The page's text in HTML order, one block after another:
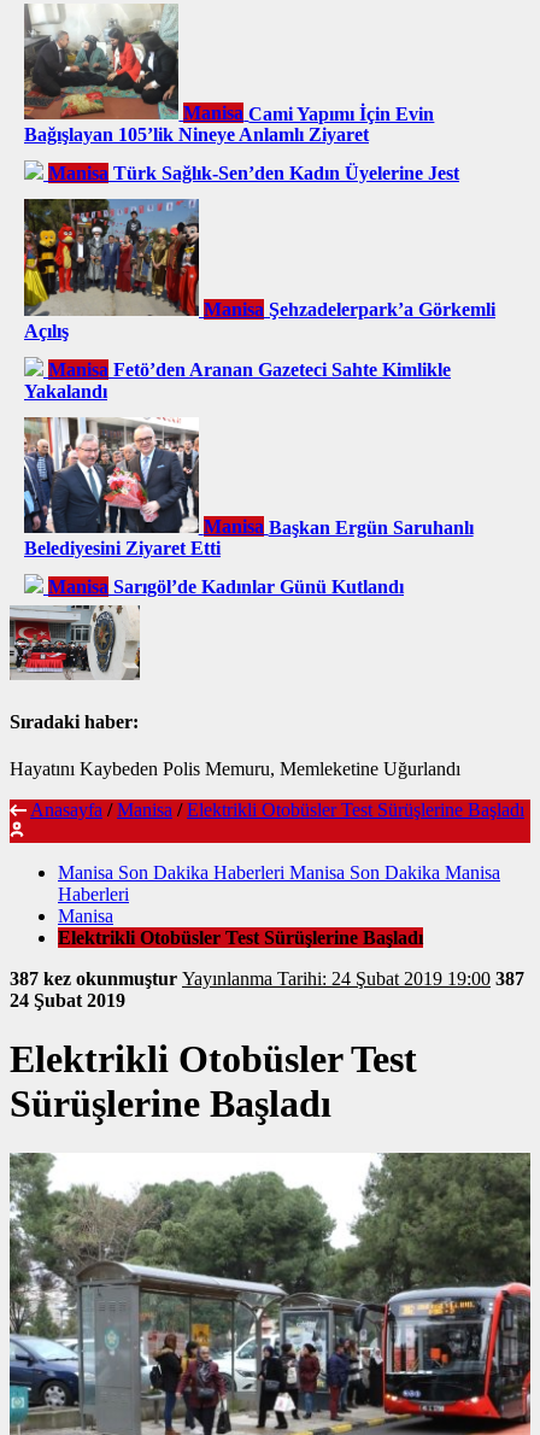
Manisa Cami Yapımı İçin Evin
Bağışlayan 105’lik Nineye Anlamlı Ziyaret
Manisa Türk Sağlık-Sen’den Kadın Üyelerine Jest
Manisa Şehzadelerpark’a Görkemli
Açılış
Manisa Fetö’den Aranan Gazeteci Sahte Kimlikle
Yakalandı
Manisa Başkan Ergün Saruhanlı
Belediyesini Ziyaret Etti
Manisa Sarıgöl’de Kadınlar Günü Kutlandı
Sıradaki haber:
Hayatını Kaybeden Polis Memuru, Memleketine Uğurlandı
Anasayfa / Manisa / Elektrikli Otobüsler Test Sürüşlerine Başladı
Manisa Son Dakika Haberleri Manisa Son Dakika Manisa
Haberleri
Manisa
Elektrikli Otobüsler Test Sürüşlerine Başladı
387 kez okunmuştur Yayınlanma Tarihi: 24 Şubat 2019 19:00 387
24 Şubat 2019
Elektrikli Otobüsler Test
Sürüşlerine Başladı